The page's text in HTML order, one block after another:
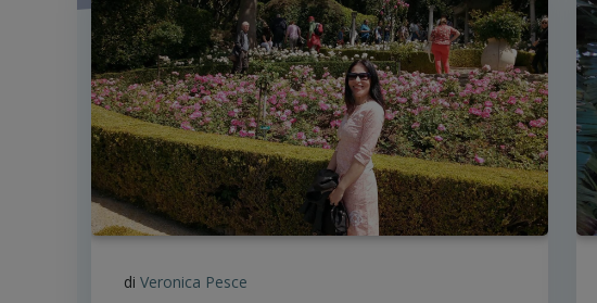
di Veronica Pesce